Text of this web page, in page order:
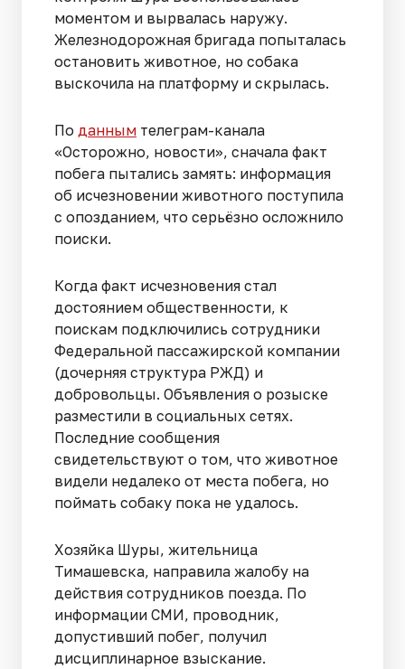
моментом и вырвалась наружу.
Железнодорожная бригада попыталась
остановить животное, но собака
выскочила на платформу и скрылась.
По данным телеграм-канала
«Осторожно, новости», сначала факт
побега пытались замять: информация
об исчезновении животного поступила
с опозданием, что серьёзно осложнило
поиски.
Когда факт исчезновения стал
достоянием общественности, к
поискам подключились сотрудники
Федеральной пассажирской компании
(дочерняя структура РЖД) и
добровольцы. Объявления о розыске
разместили в социальных сетях.
Последние сообщения
свидетельствуют о том, что животное
видели недалеко от места побега, но
поймать собаку пока не удалось.
Хозяйка Шуры, жительница
Тимашевска, направила жалобу на
действия сотрудников поезда. По
информации СМИ, проводник,
допустивший побег, получил
дисциплинарное взыскание.